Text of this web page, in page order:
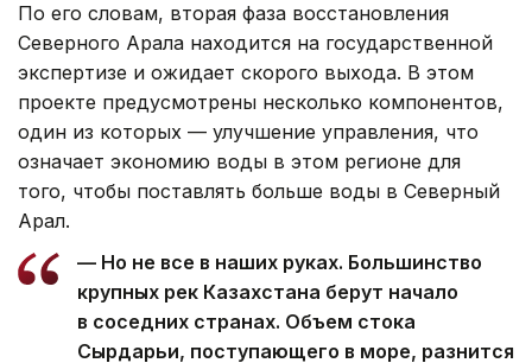
По его словам, вторая фаза восстановления
Северного Арала находится на государственной
экспертизе и ожидает скорого выхода. В этом
проекте предусмотрены несколько компонентов,
один из которых — улучшение управления, что
означает экономию воды в этом регионе для
того, чтобы поставлять больше воды в Северный
Арал.
— Но не все в наших руках. Большинство
крупных рек Казахстана берут начало
в соседних странах. Объем стока
Сырдарьи, поступающего в море, разнится